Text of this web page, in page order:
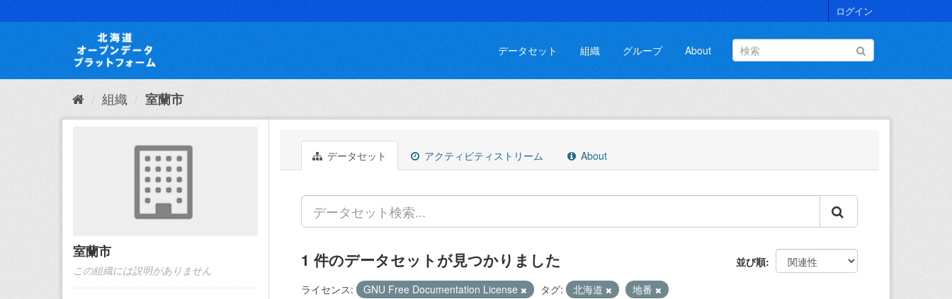
キ
て
ログイン
データセット 組織 グループ About
組織 室蘭市
室蘭市
この組織には説明がありません
データセット アクティビティストリーム About
並び順
1 件のデータセットが見つかりました
ライセンス: GNU Free Documentation License タグ: 北海道
地番